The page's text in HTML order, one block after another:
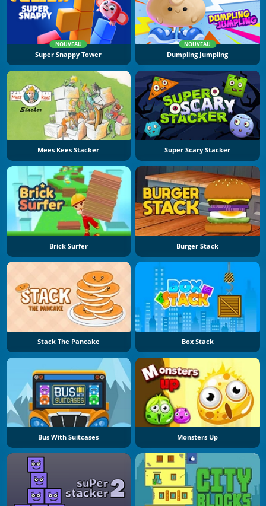
NOUVEAU
Super Snappy Tower
NOUVEAU
Dumpling Jumpling
Mees Kees Stacker Super Scary Stacker
Brick Surfer Burger Stack
Stack The Pancake Box Stack
Bus With Suitcases Monsters Up